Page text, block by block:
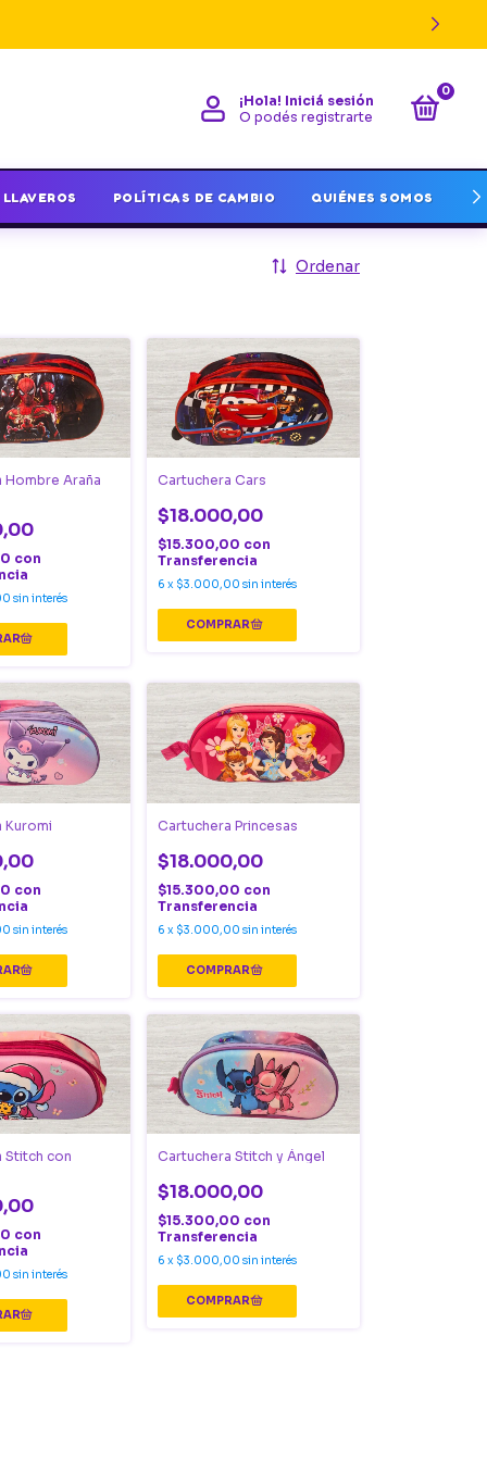
¡Hola! Iniciá sesión
O podés registrarte
0
LLAVEROS POLÍTICAS DE CAMBIO QUIÉNES SOMOS
Ordenar
Hombre Araña
con
sin interés
Cartuchera Cars
$18.000,00
$15.300,00 con
Transferencia
6 x $3.000,00 sin interés
Kuromi
con
sin interés
Cartuchera Princesas
$18.000,00
$15.300,00 con
Transferencia
6 x $3.000,00 sin interés
Stitch con
con
sin interés
Cartuchera Stitch y Ángel
$18.000,00
$15.300,00 con
Transferencia
6 x $3.000,00 sin interés